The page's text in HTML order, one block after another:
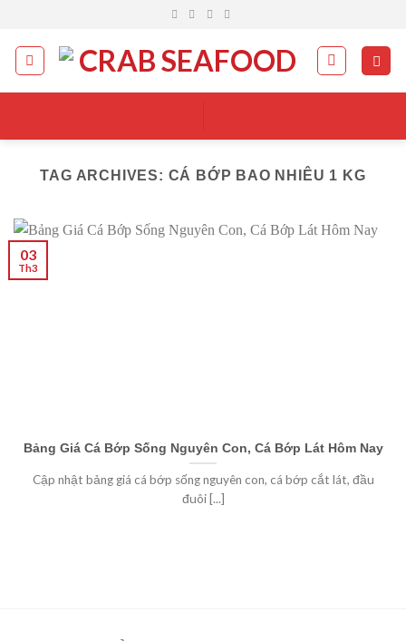
content
TAG ARCHIVES: CÁ BỚP BAO NHIÊU 1 KG
Bảng Giá Cá Bớp Sống Nguyên Con, Cá Bớp Lát Hôm Nay
Cập nhật bảng giá cá bớp sống nguyên con, cá bớp cắt lát, đầu
đuôi [...]
03
Th3